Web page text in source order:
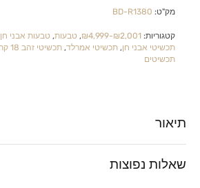
מק"ט: BD-R1380
קטגוריות: ₪2,001-₪4,999
, טבעות, טבעות אבני חן
תכשיטי אבני חן,תכשיטי אמרלד,תכשיטי זהב 18 קראט
תכשיטים
תיאור
שאלות נפוצות